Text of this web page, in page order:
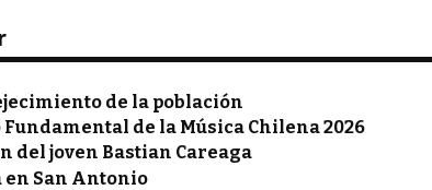
de la población
de la Música Chilena 2026
del joven Bastian Careaga
San Antonio